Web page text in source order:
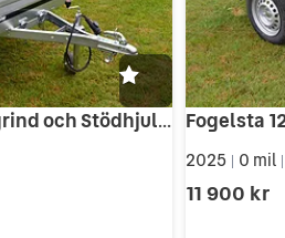
Fogelsta 1205 SU Nätgrind och Stödhjulspaket Fogelsta
2025 0 mil
11 900 kr